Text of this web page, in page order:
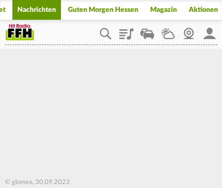
Nachrichten Guten Morgen Hessen Magazin Aktionen
PlaylistStaupilotWetterWebcam
© glomex, 30.09.2023